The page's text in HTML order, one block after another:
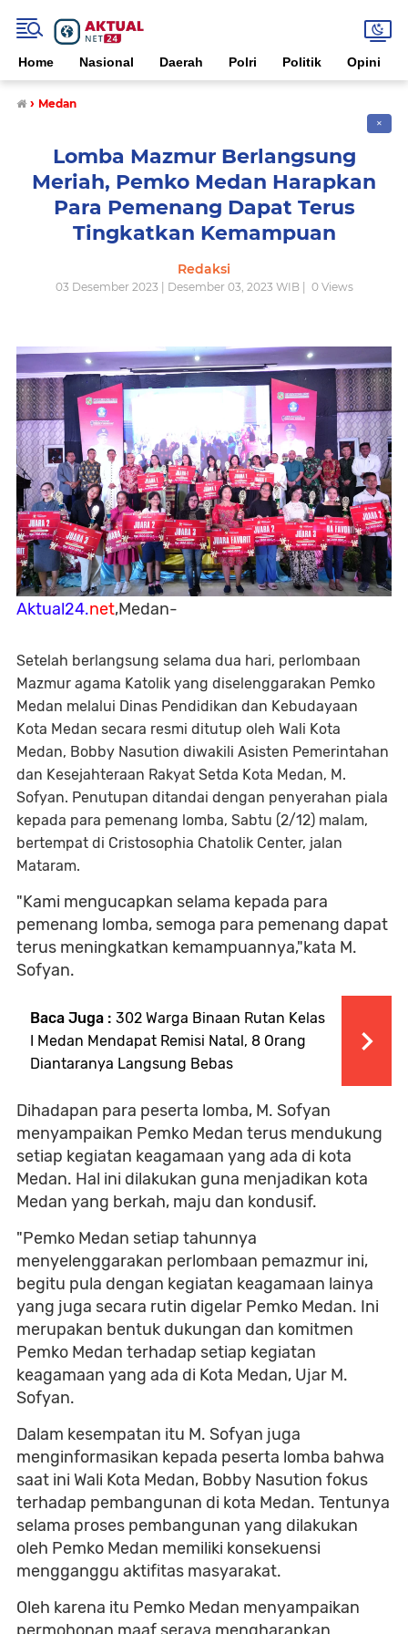
Home Nasional Daerah Polri Politik Opini
› Medan
✕
Lomba Mazmur Berlangsung
Meriah, Pemko Medan Harapkan
Para Pemenang Dapat Terus
Tingkatkan Kemampuan
Redaksi
03 Desember 2023 | Desember 03, 2023 WIB | 0Views
Aktual24.net,Medan-
Setelah berlangsung selama dua hari, perlombaan
Mazmur agama Katolik yang diselenggarakan Pemko
Medan melalui Dinas Pendidikan dan Kebudayaan
Kota Medan secara resmi ditutup oleh Wali Kota
Medan, Bobby Nasution diwakili Asisten Pemerintahan
dan Kesejahteraan Rakyat Setda Kota Medan, M.
Sofyan. Penutupan ditandai dengan penyerahan piala
kepada para pemenang lomba, Sabtu (2/12) malam,
bertempat di Cristosophia Chatolik Center, jalan
Mataram.
"Kami mengucapkan selama kepada para
pemenang lomba, semoga para pemenang dapat
terus meningkatkan kemampuannya,"kata M.
Sofyan.
Baca Juga : 302 Warga Binaan Rutan Kelas
I Medan Mendapat Remisi Natal, 8 Orang
Diantaranya Langsung Bebas
Dihadapan para peserta lomba, M. Sofyan
menyampaikan Pemko Medan terus mendukung
setiap kegiatan keagamaan yang ada di kota
Medan. Hal ini dilakukan guna menjadikan kota
Medan yang berkah, maju dan kondusif.
"Pemko Medan setiap tahunnya
menyelenggarakan perlombaan pemazmur ini,
begitu pula dengan kegiatan keagamaan lainya
yang juga secara rutin digelar Pemko Medan. Ini
merupakan bentuk dukungan dan komitmen
Pemko Medan terhadap setiap kegiatan
keagamaan yang ada di Kota Medan, Ujar M.
Sofyan.
Dalam kesempatan itu M. Sofyan juga
menginformasikan kepada peserta lomba bahwa
saat ini Wali Kota Medan, Bobby Nasution fokus
terhadap pembangunan di kota Medan. Tentunya
selama proses pembangunan yang dilakukan
oleh Pemko Medan memiliki konsekuensi
mengganggu aktifitas masyarakat.
Oleh karena itu Pemko Medan menyampaikan